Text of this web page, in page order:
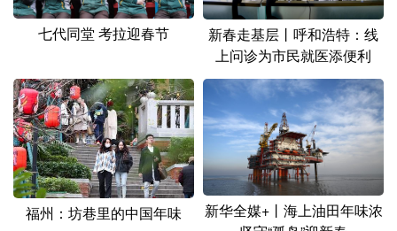
七代同堂 考拉迎春节
新春走基层丨呼和浩特：线
上问诊为市民就医添便利
福州：坊巷里的中国年味
新华全媒+丨海上油田年味浓